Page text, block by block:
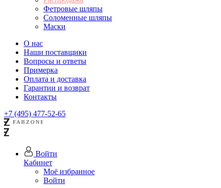
Фетровые шляпы
Соломенные шляпы
Маски
О нас
Наши поставщики
Вопросы и ответы
Примерка
Оплата и доставка
Гарантии и возврат
Контакты
+7 (495) 477-52-65
Войти
Кабинет
Моё избранное
Войти